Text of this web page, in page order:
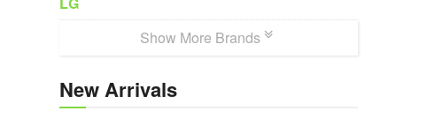
Show More Brands
New Arrivals